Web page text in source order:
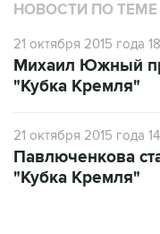
НОВОСТИ ПО ТЕМЕ
21 октября 2015 года
Михаил Южный
"Кубка Кремля"
21 октября 2015 года
Павлюченкова
"Кубка Кремля"